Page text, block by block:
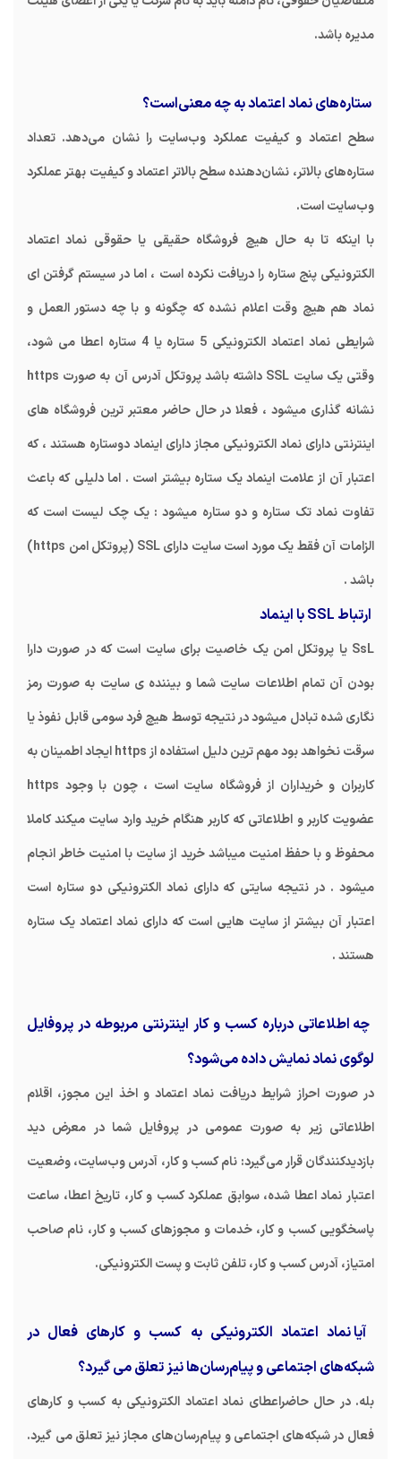
مدیره باشد.
ستاره‌های نماد اعتماد به چه معنی‌است؟
سطح اعتماد و کیفیت عملکرد و‌ب‌سایت را نشان می‌دهد. تعداد
ستاره‌های بالاتر، نشان‌دهنده سطح بالاتر اعتماد و کیفیت بهتر عملکرد
و‌ب‌سایت است.
با اینکه تا به حال هیچ فروشگاه حقیقی یا حقوقی نماد اعتماد
الکترونیکی پنج ستاره را دریافت نکرده است ، اما در سیستم گرفتن ای
نماد هم هیچ وقت اعلام نشده که چگونه و با چه دستور العمل و
شرایطی نماد اعتماد الکترونیکی 5 ستاره یا 4 ستاره اعطا می شود،
وقتی یک سایت SSL داشته باشد پروتکل آدرس آن به صورت https
نشانه گذاری میشود ، فعلا در حال حاضر معتبر ترین فروشگاه های
اینترنتی دارای نماد الکترونیکی مجاز دارای اینماد دوستاره هستند ، که
اعتبار آن از علامت اینماد یک ستاره بیشتر است . اما دلیلی که باعث
تفاوت نماد تک ستاره و دو ستاره میشود : یک چک لیست است که
الزامات آن فقط یک مورد است سایت دارای SSL (پروتکل امن https)
باشد .
ارتباط SSL با اینماد
SsL یا پروتکل امن یک خاصیت برای سایت است که در صورت دارا
بودن آن تمام اطلاعات سایت شما و بیننده ی سایت به صورت رمز
نگاری شده تبادل میشود در نتیجه توسط هیچ فرد سومی قابل نفوذ یا
سرقت نخواهد بود مهم ترین دلیل استفاده از https ایجاد اطمینان به
کاربران و خریداران از فروشگاه سایت است ، چون با وجود https
عضویت کاربر و اطلاعاتی که کاربر هنگام خرید وارد سایت میکند کاملا
محفوظ و با حفظ امنیت میباشد خرید از سایت با امنیت خاطر انجام
میشود . در نتیجه سایتی که دارای نماد الکترونیکی دو ستاره است
اعتبار آن بیشتر از سایت هایی است که دارای نماد اعتماد یک ستاره
هستند .
چه اطلاعاتی درباره کسب و کار اینترنتی مربوطه در پروفایل
لوگوی نماد نمایش داده می‌شود؟
در صورت احراز شرایط دریافت نماد اعتماد و اخذ این مجوز، اقلام
اطلاعاتی زیر به صورت عمومی در پروفایل شما در معرض دید
بازدیدکنندگان قرار می‌گیرد: نام کسب و کار، آدرس وب‌سایت، وضعیت
اعتبار نماد اعطا شده، سوابق عملکرد کسب و کار، تاریخ اعطا، ساعت
پاسخگویی کسب و کار، خدمات و مجوزهای کسب و کار، نام صاحب
امتیاز، آدرس کسب و کار، تلفن ثابت و پست الکترونیکی.
آیا نماد اعتماد الکترونیکی به کسب و کارهای فعال در
شبکه‌های اجتماعی و پیام‌رسان‌ها نیز تعلق می گیرد؟
بله. در حال حاضراعطای نماد اعتماد الکترونیکی به کسب و کارهای
فعال در شبکه‌های اجتماعی و پیام‌رسان‌های مجاز نیز تعلق می گیرد.